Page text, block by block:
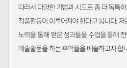
따라서 다양한 기법과 시도로 좀 더 독특
작품활동이 이루어져야 한다고 봅니다.
노력을 통해 얻은 성과들을 수업을 통해
예술활동을 하는 후학들을 배출하고자 합